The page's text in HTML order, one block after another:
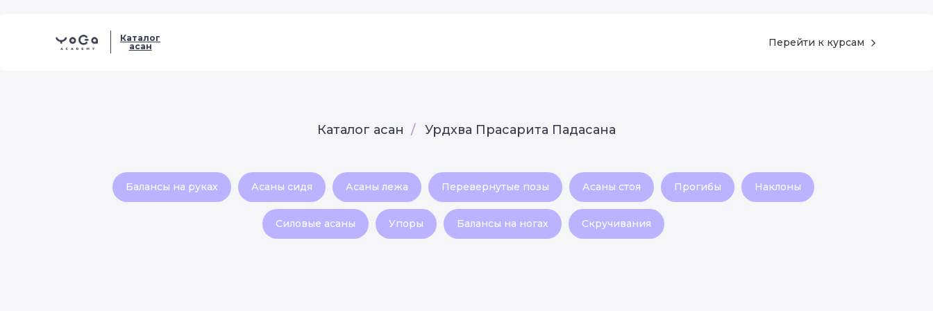
Перейти к курсам
Каталог
асан
Каталог асан / Урдхва Прасарита Падасана
Балансы на руках Асаны сидя Асаны лежа Перевернутые позы Асаны стоя Прогибы Наклоны
Силовые асаны Упоры Балансы на ногах Скручивания